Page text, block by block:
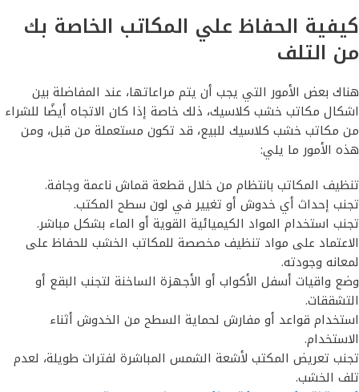
كيفية الحفاظ علي المكاتب الخاصة بك
من التلف
هناك بعض الأمور التي يجب أن يتم مراعاتها، عند المفاضلة بين
اشكال مكاتب خشب كلاسيك، ذلك خاصة إذا كان الاتجاه أيضًا للشراء
من مكاتب خشب كلاسيك للبيع، قد تكون مستعملة من قبل، ومن
هذه الأمور ما يلي:
تنظيف المكاتب بانتظام من خلال قطعة قماش ناعمة وجافة.
تجنب إحداث أي خدوش أو تغيير في لون سطح المكتب.
تجنب استخدام المواد الكيميائية القوية أو الماء بشكل مباشر.
الاعتماد على مواد تنظيف مخصصة للمكاتب الخشب للحفاظ على
لمعانه وجودته.
وضع واقيات أسفل الأكواب أو الأجهزة الساخنة لتجنب البقع أو
التشققات.
استخدام قواعد أو مفارش لحماية السطح من الخدوش أثناء
الاستخدام.
تجنب تعريض المكتب لأشعة الشمس المباشرة لفترات طويلة، لعدم
تلف الخشب.